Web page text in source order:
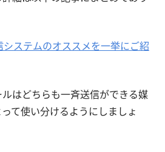
ステムのオススメを一挙にご紹
はどちらも一斉送信ができる媒
て使い分けるようにしましょ